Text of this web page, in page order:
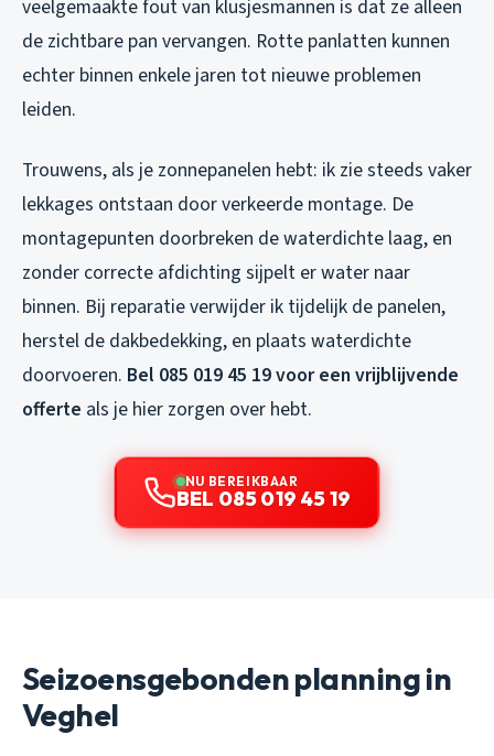
veelgemaakte fout van klusjesmannen is dat ze alleen
de zichtbare pan vervangen. Rotte panlatten kunnen
echter binnen enkele jaren tot nieuwe problemen
leiden.
Trouwens, als je zonnepanelen hebt: ik zie steeds vaker
lekkages ontstaan door verkeerde montage. De
montagepunten doorbreken de waterdichte laag, en
zonder correcte afdichting sijpelt er water naar
binnen. Bij reparatie verwijder ik tijdelijk de panelen,
herstel de dakbedekking, en plaats waterdichte
doorvoeren. Bel 085 019 45 19 voor een vrijblijvende
offerte als je hier zorgen over hebt.
NU BEREIKBAAR
BEL 085 019 45 19
Seizoensgebonden planning in
Veghel